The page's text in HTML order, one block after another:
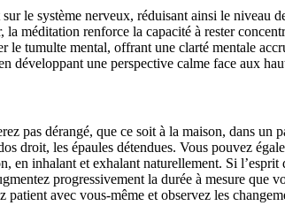
le système nerveux, réduisant ainsi le niveau
la méditation renforce la capacité à rester
le tumulte mental, offrant une clarté mentale
développant une perspective calme face aux
pas dérangé, que ce soit à la maison, dans un
droit, les épaules détendues. Vous pouvez
en inhalant et exhalant naturellement. Si
progressivement la durée à mesure que
avec vous-même et observez les